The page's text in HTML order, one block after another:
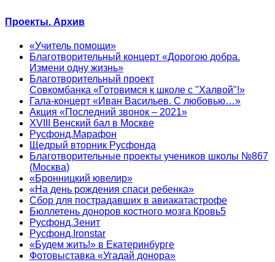
Проекты. Архив
«Учитель помощи»
Благотворительный концерт «Дорогою добра.
Измени одну жизнь»
Благотворительный проект
Совкомбанка «Готовимся к школе с "Халвой"!»
Гала-концерт «Иван Васильев. С любовью…»
Акция «Последний звонок – 2021»
XVIII Венский бал в Москве
Русфонд.Марафон
Щедрый вторник Русфонда
Благотворительные проекты учеников школы №867
(Москва)
«Бронницкий ювелир»
«На день рождения спаси ребенка»
Сбор для пострадавших в авиакатастрофе
Бюллетень доноров костного мозга Кровь5
Русфонд.Зенит
Русфонд.Ironstar
«Будем жить!» в Екатеринбурге
Фотовыставка «Угадай донора»